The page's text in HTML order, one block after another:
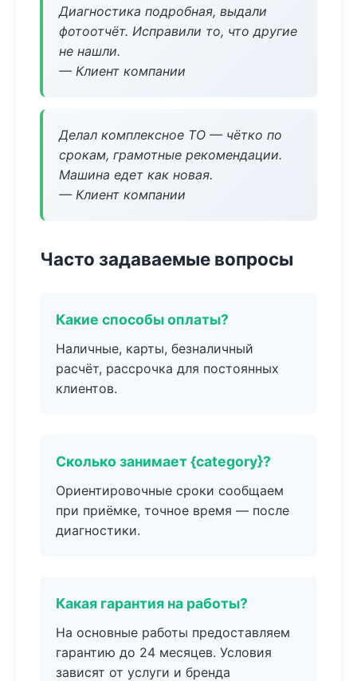
Диагностика подробная, выдали
фотоотчёт. Исправили то, что другие
не нашли.
— Клиент компании
Делал комплексное ТО — чётко по
срокам, грамотные рекомендации.
Машина едет как новая.
— Клиент компании
Часто задаваемые вопросы
Какие способы оплаты?
Наличные, карты, безналичный
расчёт, рассрочка для постоянных
клиентов.
Сколько занимает {category}?
Ориентировочные сроки сообщаем
при приёмке, точное время — после
диагностики.
Какая гарантия на работы?
На основные работы предоставляем
гарантию до 24 месяцев. Условия
зависят от услуги и бренда